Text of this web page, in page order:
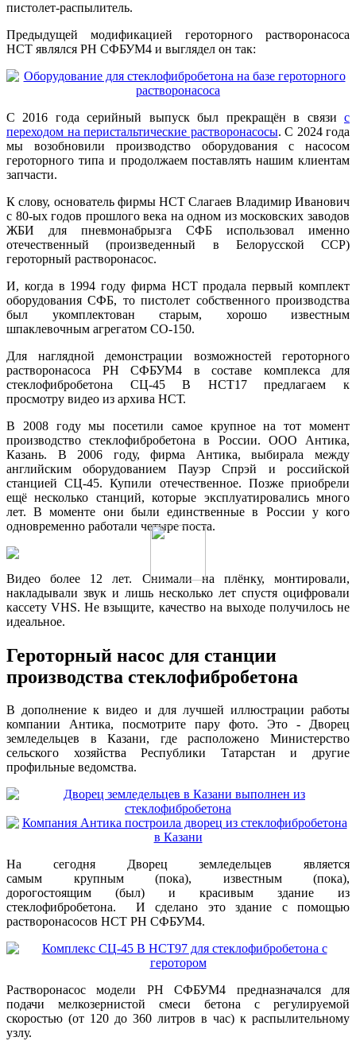
пистолет-распылитель.
Предыдущей модификацией героторного растворонасоса
НСТ являлся РН СФБУМ4 и выглядел он так:
С 2016 года серийный выпуск был прекращён в связи с
переходом на перистальтические растворонасосы. С 2024 года
мы возобновили производство оборудования с насосом
героторного типа и продолжаем поставлять нашим клиентам
запчасти.
К слову, основатель фирмы НСТ Слагаев Владимир Иванович
с 80-ых годов прошлого века на одном из московских заводов
ЖБИ для пневмонабрызга СФБ использовал именно
отечественный (произведенный в Белорусской ССР)
героторный растворонасос.
И, когда в 1994 году фирма НСТ продала первый комплект
оборудования СФБ, то пистолет собственного производства
был укомплектован старым, хорошо известным
шпаклевочным агрегатом СО-150.
Для наглядной демонстрации возможностей героторного
растворонасоса РН СФБУМ4 в составе комплекса для
стеклофибробетона СЦ-45 В НСТ17 предлагаем к
просмотру видео из архива НСТ.
В 2008 году мы посетили самое крупное на тот момент
производство стеклофибробетона в России. ООО Антика,
Казань. В 2006 году, фирма Антика, выбирала между
английским оборудованием Пауэр Спрэй и российской
станцией СЦ-45. Купили отечественное. Позже приобрели
ещё несколько станций, которые эксплуатировались много
лет. В моменте они были единственные в России у кого
одновременно работали четыре поста.
Видео более 12 лет. Снимали на плёнку, монтировали,
накладывали звук и лишь несколько лет спустя оцифровали
кассету VHS. Не взыщите, качество на выходе получилось не
идеальное.
Героторный насос для станции
производства стеклофибробетона
В дополнение к видео и для лучшей иллюстрации работы
компании Антика, посмотрите пару фото. Это - Дворец
земледельцев в Казани, где расположено Министерство
сельского хозяйства Республики Татарстан и другие
профильные ведомства.
На сегодня Дворец земледельцев является
самым крупным (пока), известным (пока),
дорогостоящим (был) и красивым здание из
стеклофибробетона. И сделано это здание с помощью
растворонасосов НСТ РН СФБУМ4.
Растворонасос модели РН СФБУМ4 предназначался для
подачи мелкозернистой смеси бетона с регулируемой
скоростью (от 120 до 360 литров в час) к распылительному
узлу.